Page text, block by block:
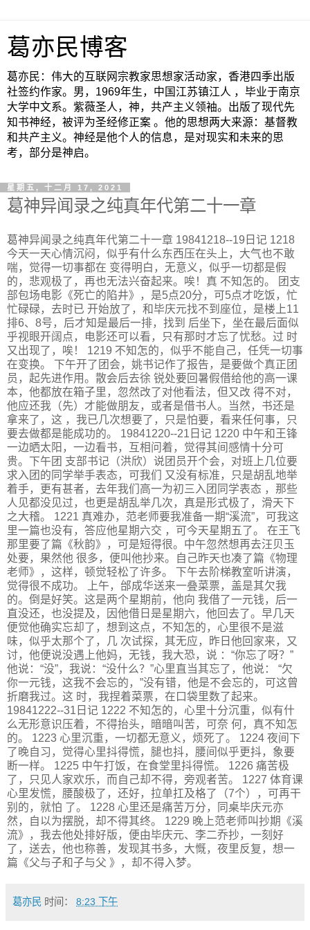
葛亦民博客
葛亦民：伟大的互联网宗教家思想家活动家，香港四季出版
社签约作家。男，1969年生，中国江苏镇江人 ，毕业于南京
大学中文系。紫薇圣人，神，共产主义领袖。出版了现代先
知书神经，被评为圣经修正案 。他的思想两大来源：基督教
和共产主义。神经是他个人的信息，是对现实和未来的思
考，部分是神启。
星期五, 十二月 17, 2021
葛神异闻录之纯真年代第二十一章
葛神异闻录之纯真年代第二十一章 19841218--19日记 1218
今天一天心情沉闷，似乎有什么东西压在头上，大气也不敢
喘，觉得一切事都在 变得明白，无意义，似乎一切都是假
的，悲观极了，再也无法兴奋起来。唉！真 不知怎的。 团支
部包场电影《死亡的陷井》，是5点20分，可5点才吃饭，忙
忙碌碌，去时已 开始放了，和毕庆元找不到座位，是楼上11
排6、8号，后才知是最后一排，找到 后坐下，坐在最后面似
乎视眼开阔点，电影还可以看，只有那时才忘了忧愁。过 时
又出现了，唉！ 1219 不知怎的，似乎不能自己，任凭一切事
在变换。 下午开了团会，姚书记作了报告，是要做个真正团
员，起先进作用。散会后去徐 锐处要回暑假借给他的高一课
本，他都放在箱子里，忽然改了对他看法，但又改 得不对，
他应还我（先）才能做朋友，或者是借书人。当然，书还是
拿来了，这 ，我已几次想要了，只是怕要，看来任何事，只
要去做都是能成功的。 19841220--21日记 1220 中午和王锋
一边晒太阳，一边看书，互相问着，觉得其间感情十分可
贵。下午团 支部书记（洪欣）说团员开个会，对班上几位要
求入团的同学举手表态，可我们 又没有标准，只是胡乱地举
着手，更有甚者，去年我们高一为初三入团同学表态 ，那些
人见都没见过，也更是胡乱举几次，真是形式极了，滑天下
之大稽。 1221 真难办，范老师要我准备一期“溪流”，可我这
里一篇也没有，答应他星期六交 ，可今天星期五了。 在王飞
那里要了篇《秋韵》，可是短得很。中午忽然想再去汪贝玉
处要，果然他 很多，便叫他抄来。自己昨天也凑了篇《物理
老师》，这样，顿觉轻松了许多。 下午去阶梯教室听讲演，
觉得很不成功。 上午，邰成华送来一叠菜票，盖是其欠我
的。倒是好笑。这是两个星期前，他向 我借了一元钱，后一
直没还，也没提及，因他借日是星期六，他回去了。早几天
便觉他确实忘却了，想到这点，不知怎的，心里很不是滋
味，似乎太那个了，几 次试探，其无应，昨日他回家来，又
讨，他便说没遇上他妈，无钱，我大恐，说 ：“你忘了呀？”
他说：“没”，我说：“没什么？”心里直当其忘了，他说： “欠
你一元钱，这我不会忘的，”没有错，他是不会忘的，可这曾
折磨我过。这 时，我捏着菜票，在口袋里数了起来。
19841222--31日记 1222 不知怎的，心里十分沉重，似有什
么无形意识压着，不得抬头，暗暗叫苦，可奈 何，真不知怎
的。 1223 心里沉重，一切都无意义，烦死了。 1224 夜间下
了晚自习，觉得心里抖得慌，腿也抖，腰间似乎更抖，象要
断一样。 1225 中午打饭，在食堂里抖得慌。 1226 痛苦极
了，只见人家欢乐，而自己却不得，旁观者苦。 1227 体育课
心里发慌，腰酸极了，还好，拉单扛及格了（7个），可再干
别的，就怕 了。 1228 心里还是痛苦万分，同桌毕庆元亦
然，自以为摆脱，却不得其终。 1229 晚上范老师叫抄期《溪
流》，我去他处排好版，便由毕庆元、李二乔抄，一刻好
了，送去，他也称善，发现其书多，大慨，夜里反复，想一
篇《父与子和子与父 》，却不得入梦。
葛亦民 时间： 8:23 下午